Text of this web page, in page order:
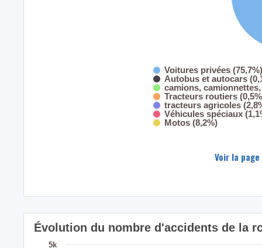
Voitures privées (75,7%)
Autobus et autocars
camions,
Tracteurs routiers
tracteurs agricoles
Véhicules spéciaux
Motos (8,2%)
Voir la
Évolution du nombre d'accidents de la
5k